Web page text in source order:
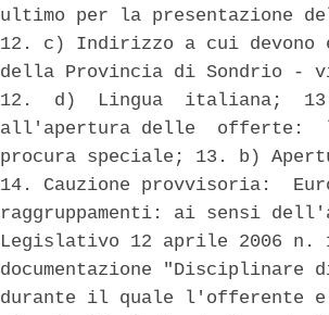
ultimo per la presentazione
12. c) Indirizzo a cui
della Provincia di Sondrio -
12.  d)  Lingua  italiana;  13.
all'apertura delle  offerte:
procura speciale; 13. b)
14. Cauzione provvisoria:
raggruppamenti: ai sensi
Legislativo 12 aprile 2006 n.
documentazione
durante il quale l'offerente